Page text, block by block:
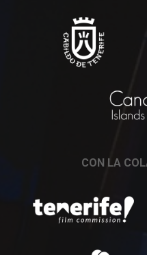
CON LA